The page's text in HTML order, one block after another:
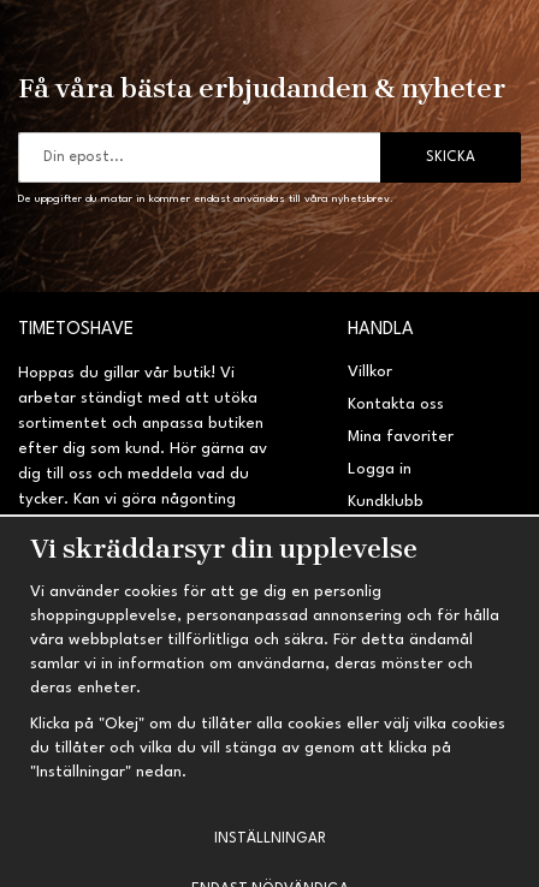
Få våra bästa erbjudanden & nyheter
SKICKA
De uppgifter du matar in kommer endast användas till våra nyhetsbrev.
TIMETOSHAVE
Hoppas du gillar vår butik! Vi
arbetar ständigt med att utöka
sortimentet och anpassa butiken
efter dig som kund. Hör gärna av
dig till oss och meddela vad du
tycker. Kan vi göra någonting
sidan?
HANDLA
Villkor
Kontakta oss
Mina favoriter
Logga in
Kundklubb
Retur & Reklamation
INFORMATION
Om oss
Nyheter
Nyhetsbrev
Om cookies
Prenumeration
TRYGG HANDEL
Fri frakt vid köp över 695 kr
Kvalitetsprodukter till kanonpris
Vi skräddarsyr din upplevelse
Vi använder cookies för att ge dig en personlig
shoppingupplevelse, personanpassad annonsering och för hålla
våra webbplatser tillförlitliga och säkra. För detta ändamål
samlar vi in information om användarna, deras mönster och
deras enheter.
Klicka på "Okej" om du tillåter alla cookies eller välj vilka cookies
du tillåter och vilka du vill stänga av genom att klicka på
"Inställningar" nedan.
INSTÄLLNINGAR